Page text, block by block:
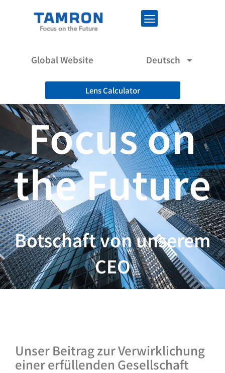
Global Website Deutsch
Lens Calculator
Focus on
the Future
Botschaft von unserem
CEO
Unser Beitrag zur Verwirklichung
einer erfüllenden Gesellschaft